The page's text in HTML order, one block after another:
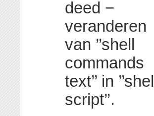
deed −
veranderen
van ’’shell
commands
text’’ in
script’’.